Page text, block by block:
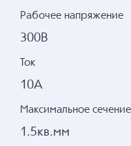
Рабочее напряжение
300В
Ток
10А
Максимальное
1.5кв.мм